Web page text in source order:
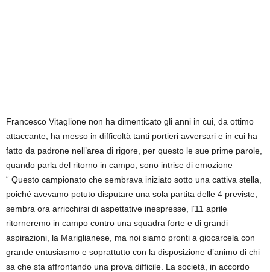
Francesco Vitaglione non ha dimenticato gli anni in cui, da ottimo
attaccante, ha messo in difficoltà tanti portieri avversari e in cui ha
fatto da padrone nell’area di rigore, per questo le sue prime parole,
quando parla del ritorno in campo, sono intrise di emozione
“ Questo campionato che sembrava iniziato sotto una cattiva stella,
poiché avevamo potuto disputare una sola partita delle 4 previste,
sembra ora arricchirsi di aspettative inespresse, l’11 aprile
ritorneremo in campo contro una squadra forte e di grandi
aspirazioni, la Mariglianese, ma noi siamo pronti a giocarcela con
grande entusiasmo e soprattutto con la disposizione d’animo di chi
sa che sta affrontando una prova difficile. La società, in accordo